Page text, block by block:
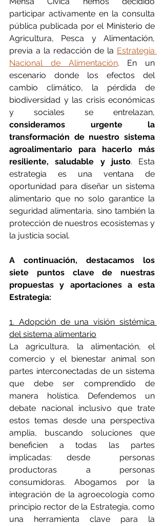
participar activamente en la consulta
pública publicada por el Ministerio de
Agricultura, Pesca y Alimentación,
previa a la redacción de la Estrategia
Nacional de Alimentación. En un
escenario donde los efectos del
cambio climático, la pérdida de
biodiversidad y las crisis económicas
consideramos urgente la
transformación de nuestro sistema
agroalimentario para hacerlo más
resiliente, saludable y justo. Esta
estrategia es una ventana de
oportunidad para diseñar un sistema
alimentario que no solo garantice la
seguridad alimentaria, sino también la
protección de nuestros ecosistemas y
la justicia social.
A continuación, destacamos los
siete puntos clave de nuestras
propuestas y aportaciones a esta
Estrategia:
1. Adopción de una visión sistémica
del sistema alimentario
La agricultura, la alimentación, el
comercio y el bienestar animal son
partes interconectadas de un sistema
que debe ser comprendido de
manera holística. Defendemos un
debate nacional inclusivo que trate
estos temas desde una perspectiva
amplia, buscando soluciones que
beneficien a todas las partes
implicadas: desde  personas
productoras a personas
consumidoras. Abogamos por la
integración de la agroecología como
principio rector de la Estrategia, como
una herramienta clave para la